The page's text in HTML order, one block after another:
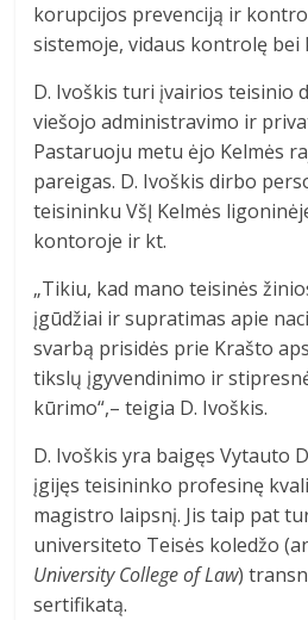
korupcijos prevenciją ir
sistemoje, vidaus kontrolę bei
D. Ivoškis turi įvairios teisinio
viešojo administravimo ir
Pastaruoju metu ėjo Kelmės
pareigas. D. Ivoškis dirbo
teisininku VšĮ Kelmės
kontoroje ir kt.
„Tikiu, kad mano teisinės
įgūdžiai ir supratimas apie
svarbą prisidės prie Krašto
tikslų įgyvendinimo ir
kūrimo“,– teigia D. Ivoškis.
D. Ivoškis yra baigęs Vytauto
įgijęs teisininko profesinę
magistro laipsnį. Jis taip pat
universiteto Teisės koledžo
University College of Law)
sertifikatą.